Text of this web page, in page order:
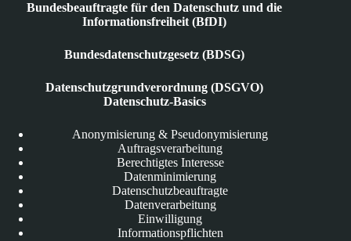
Bundesbeauftragte für den Datenschutz und die
Informationsfreiheit (BfDI)
Bundesdatenschutzgesetz (BDSG)
Datenschutzgrundverordnung (DSGVO)
Datenschutz-Basics
Anonymisierung & Pseudonymisierung
Auftragsverarbeitung
Berechtigtes Interesse
Datenminimierung
Datenschutzbeauftragte
Datenverarbeitung
Einwilligung
Informationspflichten